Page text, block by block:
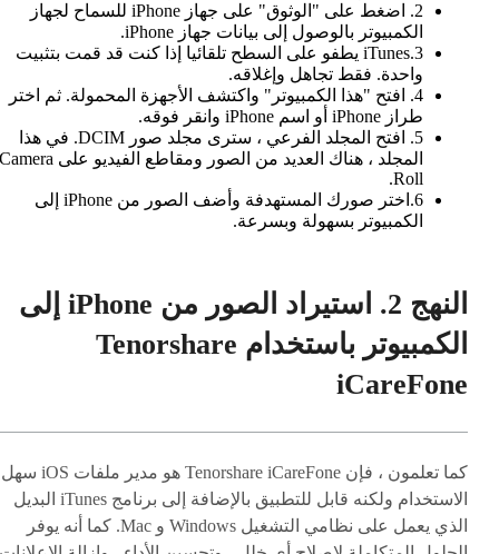
2. اضغط على "الوثوق" على جهاز iPhone للسماح لجهاز
الكمبيوتر بالوصول إلى بيانات جهاز iPhone.
3.iTunes يطفو على السطح تلقائيا إذا كنت قد قمت بتثبيت
واحدة. فقط تجاهل وإغلاقه.
4. افتح "هذا الكمبيوتر" واكتشف الأجهزة المحمولة. ثم اختر
طراز iPhone أو اسم iPhone وانقر فوقه.
5. افتح المجلد الفرعي ، سترى مجلد صور DCIM. في هذا
المجلد ، هناك العديد من الصور ومقاطع الفيديو على Camera
Roll.
6.اختر صورك المستهدفة وأضف الصور من iPhone إلى
الكمبيوتر بسهولة وبسرعة.
النهج 2. استيراد الصور من iPhone إلى
الكمبيوتر باستخدام Tenorshare
iCareFone
كما تعلمون ، فإن Tenorshare iCareFone هو مدير ملفات iOS سهل
الاستخدام ولكنه قابل للتطبيق بالإضافة إلى برنامج iTunes البديل
الذي يعمل على نظامي التشغيل Windows و Mac. كما أنه يوفر